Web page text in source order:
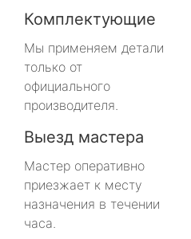
Комплектующие
Мы применяем детали
только от
официального
производителя.
Выезд мастера
Мастер оперативно
приезжает к месту
назначения в течении
часа.